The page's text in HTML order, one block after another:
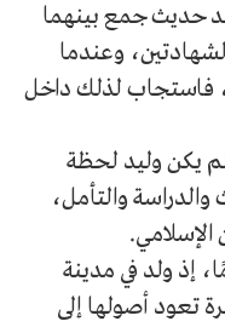
حديث جمع بينهما
وعندما
فاستجاب لذلك داخل
لم يكن وليد لحظة
والتأمل،
ينغي من العمر 26 عامًا، إذ ولد في مدينة
من أسرة تعود أصولها إلى